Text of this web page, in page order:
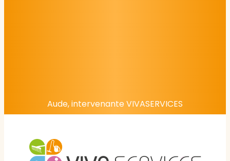
Aude, intervenante VIVASERVICES